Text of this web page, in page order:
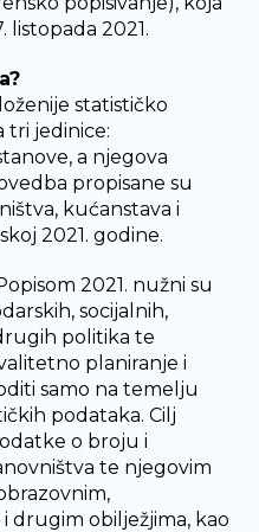
listopada 2021.
statističko
tri jedinice:
a njegova
propisane su
kućanstava i
2021. godine.
2021. nužni su
socijalnih,
politika te
planiranje i
samo na temelju
podataka. Cilj
o broju i
te njegovim
drugim obilježjima, kao